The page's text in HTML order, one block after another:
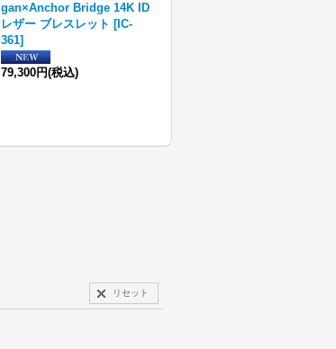
gan×Anchor Bridge 14K ID
レザー ブレスレット [IC-
361]
79,300円(税込)
リセット